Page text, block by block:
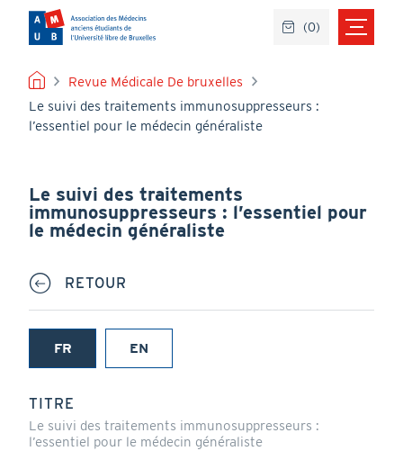
contenu
principal
FIL
D'ARIANE
Revue Médicale De bruxelles
Le suivi des traitements immunosuppresseurs :
l’essentiel pour le médecin généraliste
Le suivi des traitements
immunosuppresseurs : l’essentiel pour
le médecin généraliste
RETOUR
FR
(onglet
EN
TITRE
Le suivi des traitements immunosuppresseurs :
l’essentiel pour le médecin généraliste
(0)